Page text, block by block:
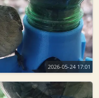
2026-05-24 17:01